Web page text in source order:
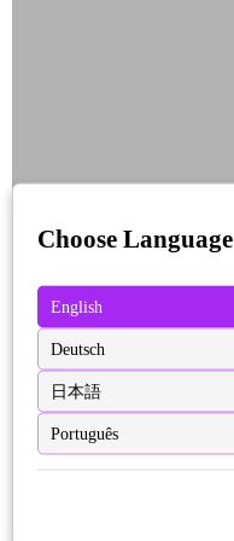
Choose Language
English
Deutsch
日本語
Português